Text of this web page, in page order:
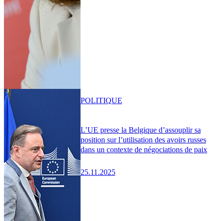
L’UE presse la Belgique d’assouplir sa
position sur l’utilisation des avoirs russes
dans un contexte de négociations de paix
25.11.2025
POLITIQUE